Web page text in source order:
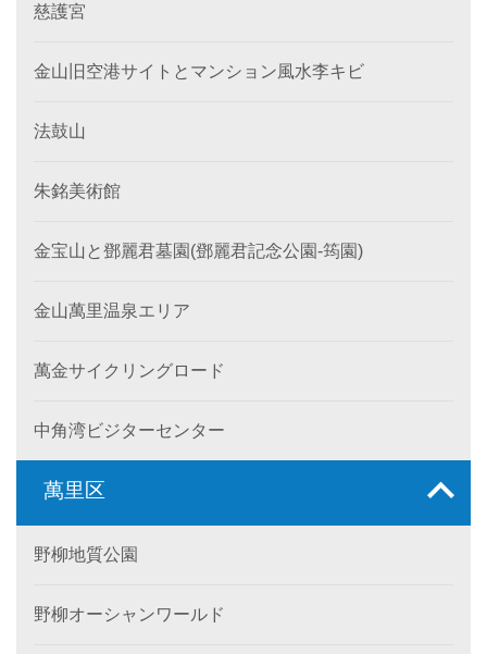
慈護宮
金山旧空港サイトとマンション風水李キビ
法鼓山
朱銘美術館
金宝山と鄧麗君墓園(鄧麗君記念公園-筠園)
金山萬里温泉エリア
萬金サイクリングロード
中角湾ビジターセンター
萬里区
野柳地質公園
野柳オーシャンワールド